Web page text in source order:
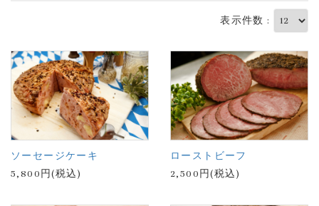
表示件数 :
ソーセージケーキ
5,800円(税込)
ローストビーフ
2,500円(税込)